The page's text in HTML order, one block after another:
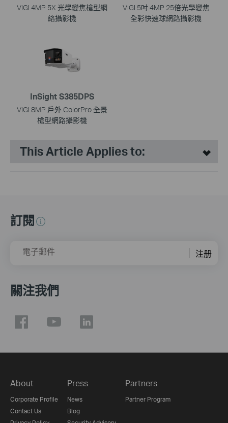
VIGI 4MP 5X 光學變焦槍型網
絡攝影機
VIGI 5吋 4MP 25倍光學變焦
全彩快速球網路攝影機
InSight S385DPS
VIGI 8MP 戶外 ColorPro 全景
槍型網路攝影機
This Article Applies to:
訂閱
電子郵件 注册
關注我們
About
Corporate Profile
Contact Us
Press
News
Blog
Partners
Partner Program